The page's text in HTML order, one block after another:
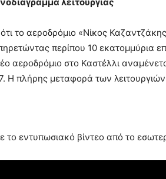
λειτουργίας
το αεροδρόμιο «Νίκος
περίπου 10 εκατομμύρια
αεροδρόμιο στο Καστέλλι
Η πλήρης μεταφορά των λειτουργιών
το εντυπωσιακό βίντεο από το